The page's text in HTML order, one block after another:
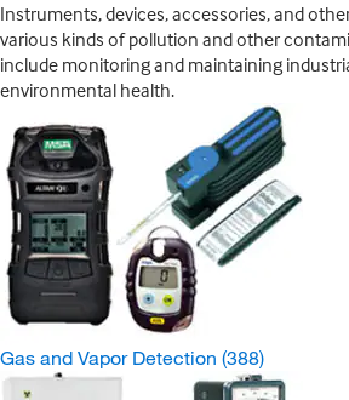
Instruments, devices, accessories, and
various kinds of pollution and other
include monitoring and maintaining
environmental health.
Gas and Vapor Detection (388)